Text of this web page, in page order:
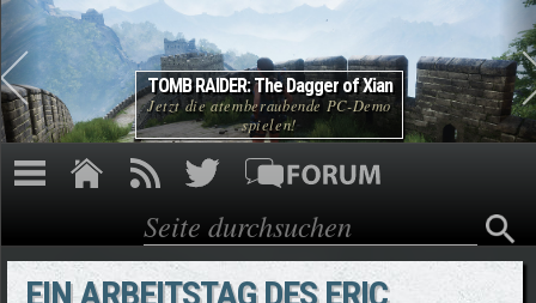
Direkt zum Inhalt
TOMB RAIDER: The Dagger of Xian
Jetzt die atemberaubende PC-Demo
spielen!
Suchformular
Suche
EIN ARBEITSTAG DES ERIC